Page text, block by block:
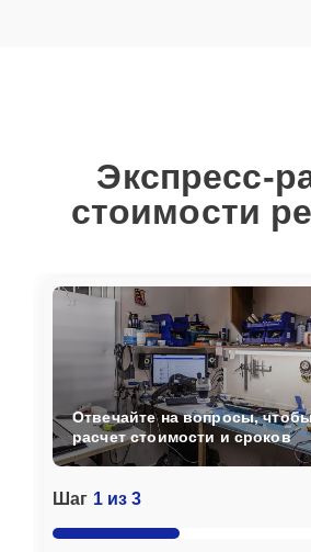
Экспресс-
стоимости
Шаг 1 из 3
Отвечайте на вопросы,
расчет стоимости и сроков